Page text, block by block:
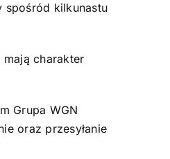
spośród kilkunastu
charakter
Grupa WGN
oraz przesyłanie